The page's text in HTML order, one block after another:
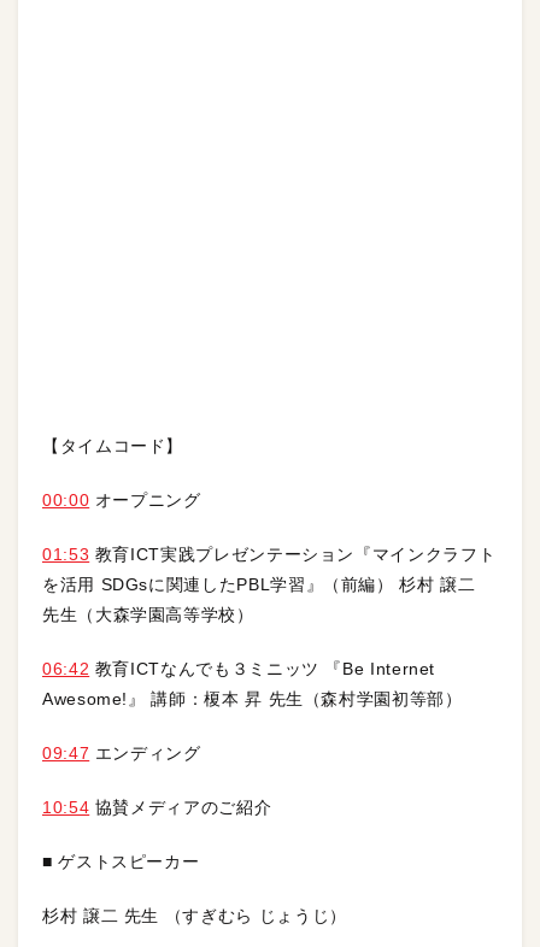
【タイムコード】
00:00 オープニング
01:53 教育ICT実践プレゼンテーション『マインクラフト
を活用 SDGsに関連したPBL学習』（前編） 杉村 譲二
先生（大森学園高等学校）
06:42 教育ICTなんでも３ミニッツ 『Be Internet
Awesome!』 講師：榎本 昇 先生（森村学園初等部）
09:47 エンディング
10:54 協賛メディアのご紹介
■ ゲストスピーカー
杉村 譲二 先生 （すぎむら じょうじ）